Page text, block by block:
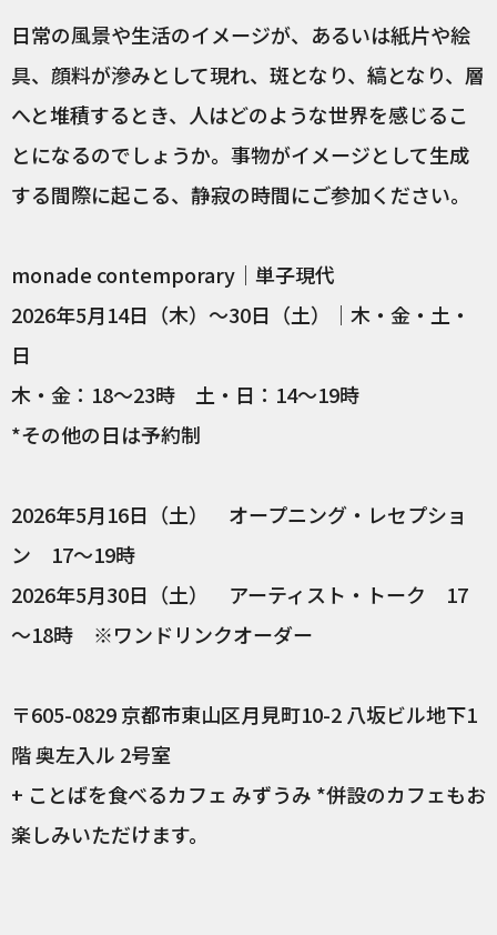
日常の風景や生活のイメージが、あるいは紙片や絵
具、顔料が滲みとして現れ、斑となり、縞となり、層
へと堆積するとき、人はどのような世界を感じるこ
とになるのでしょうか。事物がイメージとして生成
する間際に起こる、静寂の時間にご参加ください。
monade contemporary｜単子現代
2026年5月14日（木）～30日（土）｜木・金・土・
日
木・金：18～23時 土・日：14～19時
*その他の日は予約制
2026年5月16日（土） オープニング・レセプショ
ン 17～19時
2026年5月30日（土） アーティスト・トーク 17
～18時 ※ワンドリンクオーダー
〒605-0829 京都市東山区月見町10-2 八坂ビル地下1
階 奥左入ル 2号室
+ ことばを食べるカフェ みずうみ *併設のカフェもお
楽しみいただけます。